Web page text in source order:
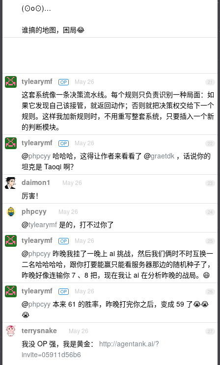
(⊙o⊙)…
谁搞的地图，困局😂
21
tylearymf OP May 26
这套系统像一条决策流水线。每个规则只负责识别一种局面：如
果它发现自己该接管，就返回动作；否则就把决策权交给下一个
规则。这样我加新规则时，不用重写整套系统，只要插入一个新
的判断模块。
22
tylearymf OP May 26
@phpcyy 哈哈哈，这得让作者来看看了 @graetdk ，话说你的
坦克是 Taoqi 啊？
23
daimon1 May 26
厉害！
24
phpcyy May 26
@tylearymf 是的，打不过你了
25
tylearymf OP May 26
@phpcyy 昨晚我挂了一晚上 ai 挑战，然后我们俩时不时互换一
二名哈哈哈哈，跟你打要能赢只能看服务器那边的随机种子了，
昨晚好像连输你 7 、8 把，现在我让 ai 在分析昨晚的战局。😄
26
tylearymf OP May 26
@phpcyy 本来 61 的胜率，昨晚打完你之后，变成 59 了😭😭
😭
27
terrysnake May 26
我没 OP 强，我是黄金： http://agentank.ai/?
invite=05911d56b6